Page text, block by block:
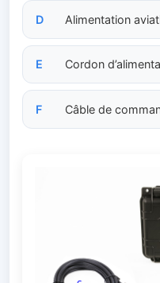
D Alimentation
E Cordon
F Câble de